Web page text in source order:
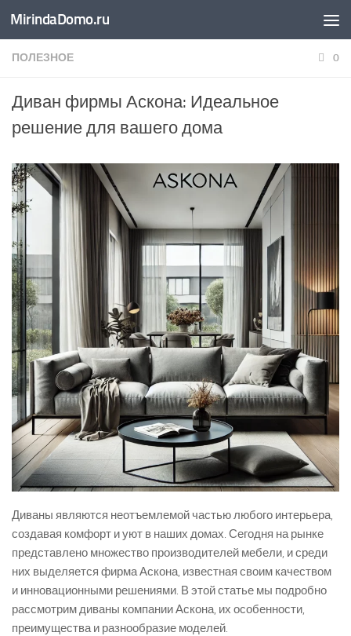
Перейти к содержимому
MirindaDomo.ru
ПОЛЕЗНОЕ 0
Диван фирмы Аскона: Идеальное
решение для вашего дома
Диваны являются неотъемлемой частью любого интерьера,
создавая комфорт и уют в наших домах. Сегодня на рынке
представлено множество производителей мебели, и среди
них выделяется фирма Аскона, известная своим качеством
и инновационными решениями. В этой статье мы подробно
рассмотрим диваны компании Аскона, их особенности,
преимущества и разнообразие моделей.